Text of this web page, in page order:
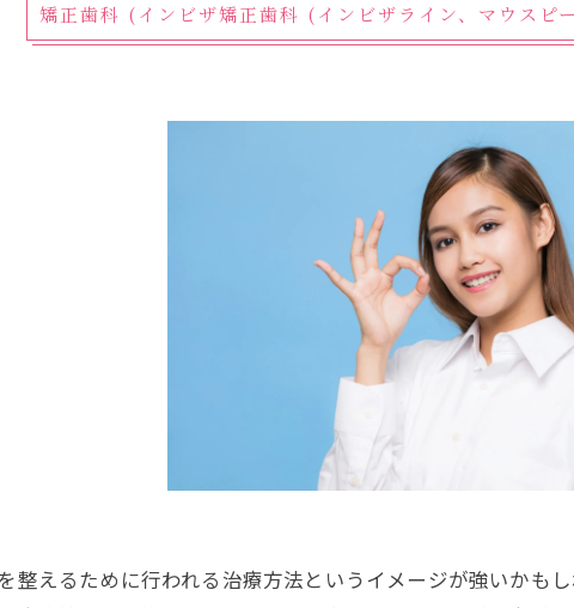
矯正歯科 (インビザ矯正歯科 (インビザライン、マウスピ
整えるために行われる治療方法というイメージが強いかも